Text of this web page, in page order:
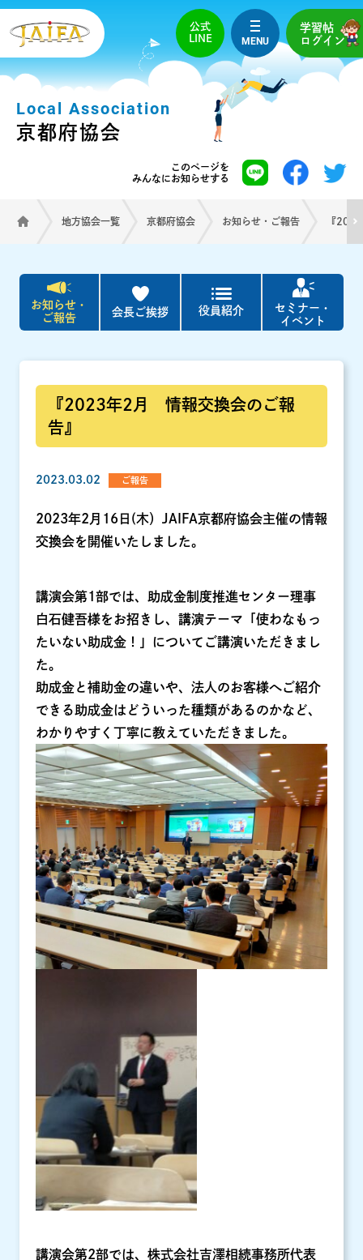
公式
LINE
MENU
学習帖
ログイン
Local Association
京都府協会
このページを
みんなにお知らせする
地方協会一覧 京都府協会 お知らせ・ご報告 『
お知らせ・
ご報告
会長ご挨拶 役員紹介
セミナー・
イベント
『2023年2月 情報交換会のご報
告』
2023.03.02 ご報告
2023年2月16日(木）JAIFA京都府協会主催の情報
交換会を開催いたしました。
講演会第1部では、助成金制度推進センター理事
白石健吾様をお招きし、講演テーマ「使わなもっ
たいない助成金！」についてご講演いただきまし
た。
助成金と補助金の違いや、法人のお客様へご紹介
できる助成金はどういった種類があるのかなど、
わかりやすく丁寧に教えていただきました。
講演会第2部では、株式会社吉澤相続事務所代表